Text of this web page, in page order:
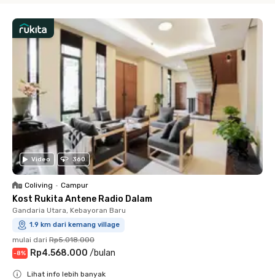
Video 360
Coliving • Campur
Kost Rukita Antene Radio Dalam
Gandaria Utara, Kebayoran Baru
1.9 km dari kemang village
mulai dari Rp5.018.000
-8% Rp4.568.000 /bulan
Lihat info lebih banyak